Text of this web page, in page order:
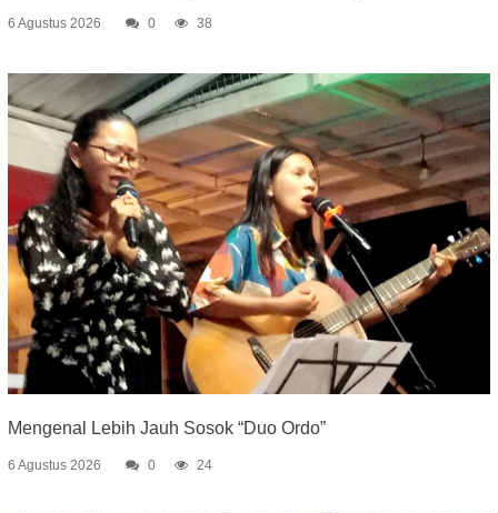
6 Agustus 2026 0 38
Mengenal Lebih Jauh Sosok “Duo Ordo”
6 Agustus 2026 0 24